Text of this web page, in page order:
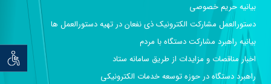
توان
بیانیه حریم خصوصی
دستورالعمل مشارکت الکترونیک ذی نفعان در تهیه دستورالعمل ها
بیانیه راهبرد مشارکت دستگاه با مردم
اخبار مناقصات و مزایدات از طریق سامانه ستاد
راهبرد دستگاه در حوزه توسعه خدمات الکترونیکی